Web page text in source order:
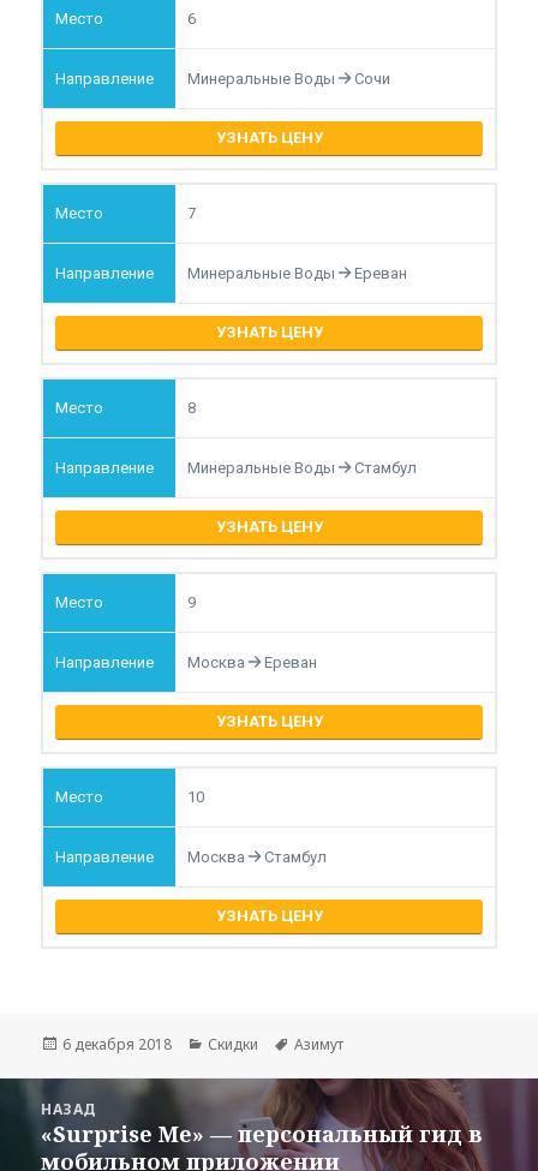
6
Минеральные Воды Сочи
УЗНАТЬ ЦЕНУ
7
Минеральные Воды Ереван
УЗНАТЬ ЦЕНУ
8
Минеральные Воды Стамбул
УЗНАТЬ ЦЕНУ
9
Москва Ереван
УЗНАТЬ ЦЕНУ
10
Москва Стамбул
УЗНАТЬ ЦЕНУ
Опубликовано
6 декабря 2018 Рубрики
Скидки Метки
Азимут
записям
НАЗАД
Предыдущая
запись:
«Surprise Me» — персональный гид в
мобильном приложении